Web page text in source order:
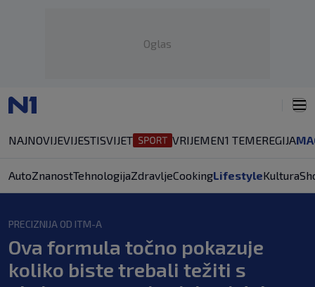
Oglas
NAJNOVIJEVIJESTISVIJET VRIJEMEN1 TEMEREGIJA
AutoZnanostTehnologijaZdravljeCookingLifestyleKultura
PRECIZNIJA OD ITM-A
Ova formula točno pokazuje
koliko biste trebali težiti s